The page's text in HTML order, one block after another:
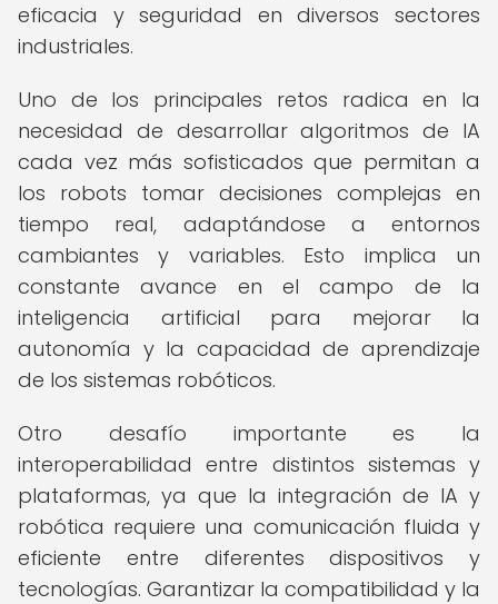
eficacia y seguridad en diversos sectores
industriales.
Uno de los principales retos radica en la
necesidad de desarrollar algoritmos de IA
cada vez más sofisticados que permitan a
los robots tomar decisiones complejas en
tiempo real, adaptándose a entornos
cambiantes y variables. Esto implica un
constante avance en el campo de la
inteligencia artificial para mejorar la
autonomía y la capacidad de aprendizaje
de los sistemas robóticos.
Otro desafío importante es la
interoperabilidad entre distintos sistemas y
plataformas, ya que la integración de IA y
robótica requiere una comunicación fluida y
eficiente entre diferentes dispositivos y
tecnologías. Garantizar la compatibilidad y la